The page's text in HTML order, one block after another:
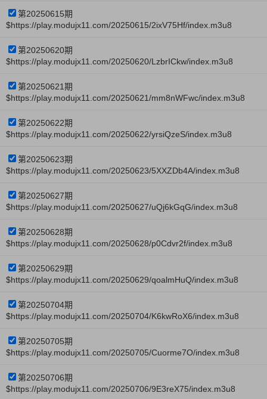
第20250615期
$https://play.modujx11.com/20250615/2ixV75Hf/index.m3u8
第20250620期
$https://play.modujx11.com/20250620/LzbrICkw/index.m3u8
第20250621期
$https://play.modujx11.com/20250621/mm8nWFwc/index.m3u8
第20250622期
$https://play.modujx11.com/20250622/yrsiQzeS/index.m3u8
第20250623期
$https://play.modujx11.com/20250623/5XXZDb4A/index.m3u8
第20250627期
$https://play.modujx11.com/20250627/uQj6kGqG/index.m3u8
第20250628期
$https://play.modujx11.com/20250628/p0Cdvr2f/index.m3u8
第20250629期
$https://play.modujx11.com/20250629/qoalmHuQ/index.m3u8
第20250704期
$https://play.modujx11.com/20250704/K6kwRoX6/index.m3u8
第20250705期
$https://play.modujx11.com/20250705/Cuorme7O/index.m3u8
第20250706期
$https://play.modujx11.com/20250706/9E3reX75/index.m3u8